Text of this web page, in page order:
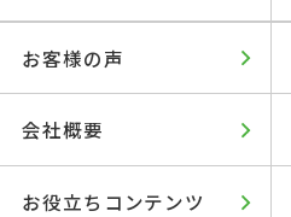
お客様の声
会社概要
お役立ちコンテンツ